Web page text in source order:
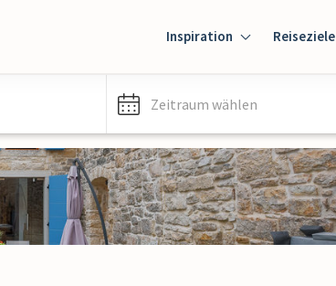
Inspiration Reiseziele
Zeitraum wählen